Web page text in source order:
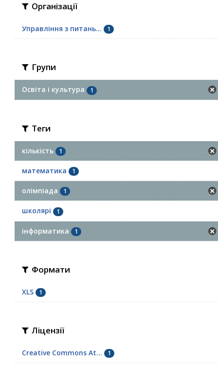
Організації
Управління з питань... 1
Групи
Освіта і культура 1
Теги
кількість 1
математика 1
олімпіада 1
школярі 1
інформатика 1
Формати
XLS 1
Ліцензії
Creative Commons At... 1